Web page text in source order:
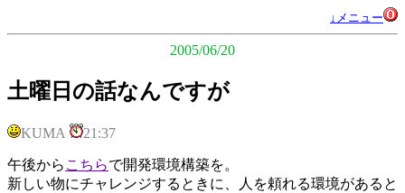
↓メニュー
2005/06/20
土曜日の話なんですが
KUMA 21:37
午後から こちらで開発環境構築を。
新しい物にチャレンジするときに、人を頼れる環境があると